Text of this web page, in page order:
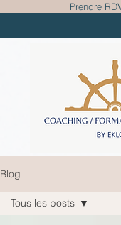
Prendre
Blog
Tous les posts